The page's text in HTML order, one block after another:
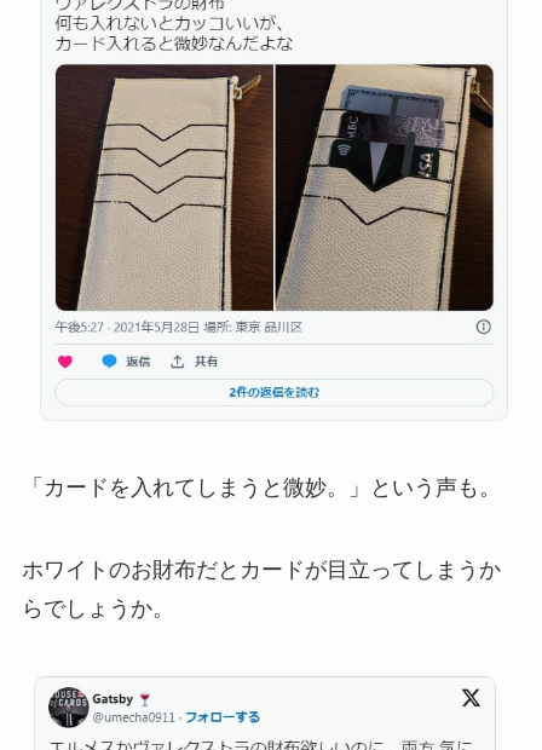
「カードを入れてしまうと微妙。」という声も。
ホワイトのお財布だとカードが目立ってしまうか
らでしょうか。